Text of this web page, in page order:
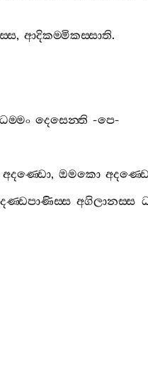
, ආදිකම‍්මිකස‍්සාති.
ධම‍්මං දෙසෙන‍්ති -පෙ-
අදණ‍්ඩො, ඔමකො
දණ‍්ඩපාණිස‍්ස අගිලානස‍්ස